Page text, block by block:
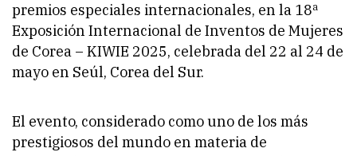
premios especiales internacionales, en la 18ª
Exposición Internacional de Inventos de Mujeres
de Corea – KIWIE 2025, celebrada del 22 al 24 de
mayo en Seúl, Corea del Sur.
El evento, considerado como uno de los más
prestigiosos del mundo en materia de